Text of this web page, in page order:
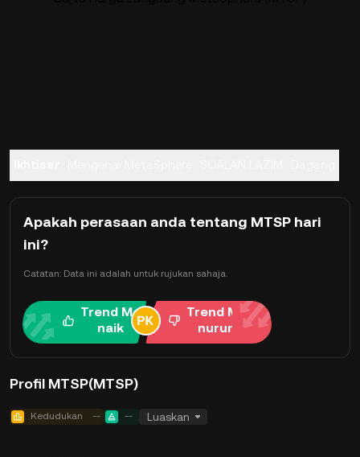
Apakah perasaan anda tentang MTSP hari
ini?
Catatan: Data ini adalah untuk rujukan sahaja.
Trend Me
naik
Trend Me
nurun
Profil MTSP(MTSP)
Kedudukan -- -- Luaskan